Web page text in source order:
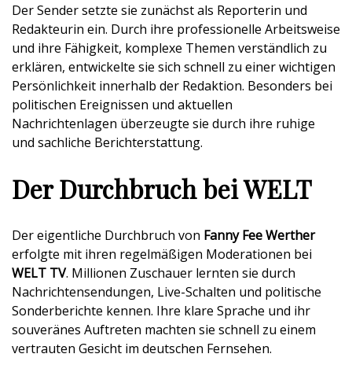
Der Sender setzte sie zunächst als Reporterin und
Redakteurin ein. Durch ihre professionelle Arbeitsweise
und ihre Fähigkeit, komplexe Themen verständlich zu
erklären, entwickelte sie sich schnell zu einer wichtigen
Persönlichkeit innerhalb der Redaktion. Besonders bei
politischen Ereignissen und aktuellen
Nachrichtenlagen überzeugte sie durch ihre ruhige
und sachliche Berichterstattung.
Der Durchbruch bei WELT
Der eigentliche Durchbruch von Fanny Fee Werther
erfolgte mit ihren regelmäßigen Moderationen bei
WELT TV. Millionen Zuschauer lernten sie durch
Nachrichtensendungen, Live-Schalten und politische
Sonderberichte kennen. Ihre klare Sprache und ihr
souveränes Auftreten machten sie schnell zu einem
vertrauten Gesicht im deutschen Fernsehen.